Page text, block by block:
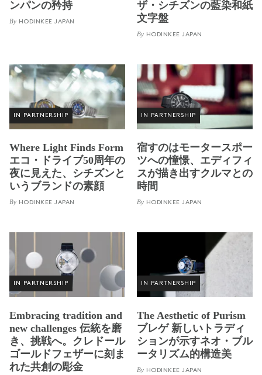
ンパンの矜持
By HODINKEE JAPAN
ザ・シチズンの藍染和紙
文字盤
By HODINKEE JAPAN
IN PARTNERSHIP
Where Light Finds Form
エコ・ドライブ50周年の
夜に見えた、シチズンと
いうブランドの素顔
By HODINKEE JAPAN
IN PARTNERSHIP
宿すのはモータースポー
ツへの憧憬、エディフィ
スが描き出すクルマとの
時間
By HODINKEE JAPAN
IN PARTNERSHIP
Embracing tradition and
new challenges 伝統を磨
き、挑戦へ。クレドール
ゴールドフェザーに刻ま
れた共創の彫金
IN PARTNERSHIP
The Aesthetic of Purism
ブレゲ 新しいトラディ
ションが示すネオ・ブル
ータリズム的構造美
By HODINKEE JAPAN